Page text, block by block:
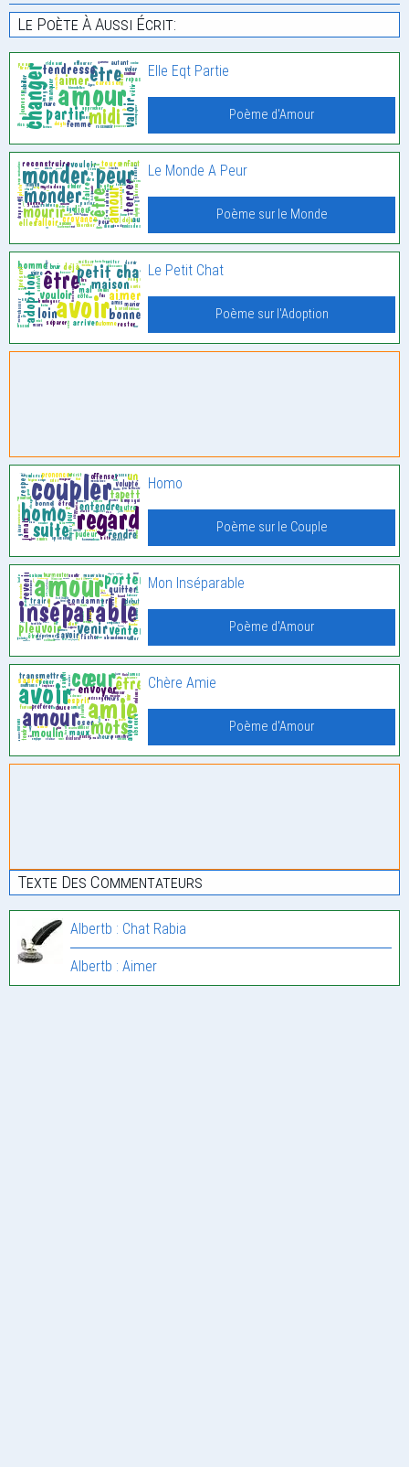
Le Poète À Aussi Écrit:
Elle Eqt Partie
Poème d'Amour
Le Monde A Peur
Poème sur le Monde
Le Petit Chat
Poème sur l'Adoption
Homo
Poème sur le Couple
Mon Inséparable
Poème d'Amour
Chère Amie
Poème d'Amour
Texte Des Commentateurs
Albertb : Chat Rabia
Albertb : Aimer